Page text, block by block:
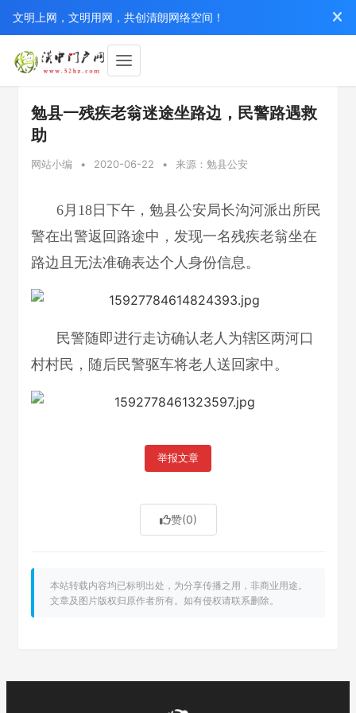
文明上网，文明用网，共创清朗网络空间！
勉县一残疾老翁迷途坐路边，民警路遇救
助
网站小编 • 2020-06-22 • 来源：勉县公安
6月18日下午，勉县公安局长沟河派出所民
警在出警返回路途中，发现一名残疾老翁坐在
路边且无法准确表达个人身份信息。
民警随即进行走访确认老人为辖区两河口
村村民，随后民警驱车将老人送回家中。
举报文章
赞(0)
本站转载内容均已标明出处，为分享传播之用，非商业用途。
文章及图片版权归原作者所有。如有侵权请联系删除。